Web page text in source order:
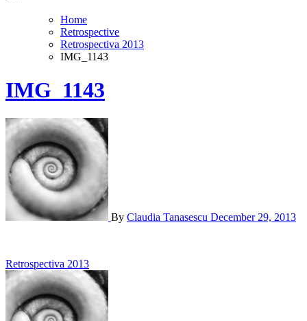
Home
Retrospective
Retrospectiva 2013
IMG_1143
IMG_1143
By Claudia Tanasescu December 29, 2013
Post
navigation
Retrospectiva 2013